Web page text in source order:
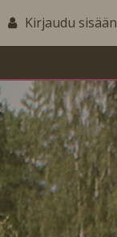
Kirjaudu sisään